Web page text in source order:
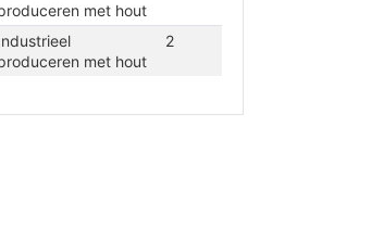
met hout
met hout
2